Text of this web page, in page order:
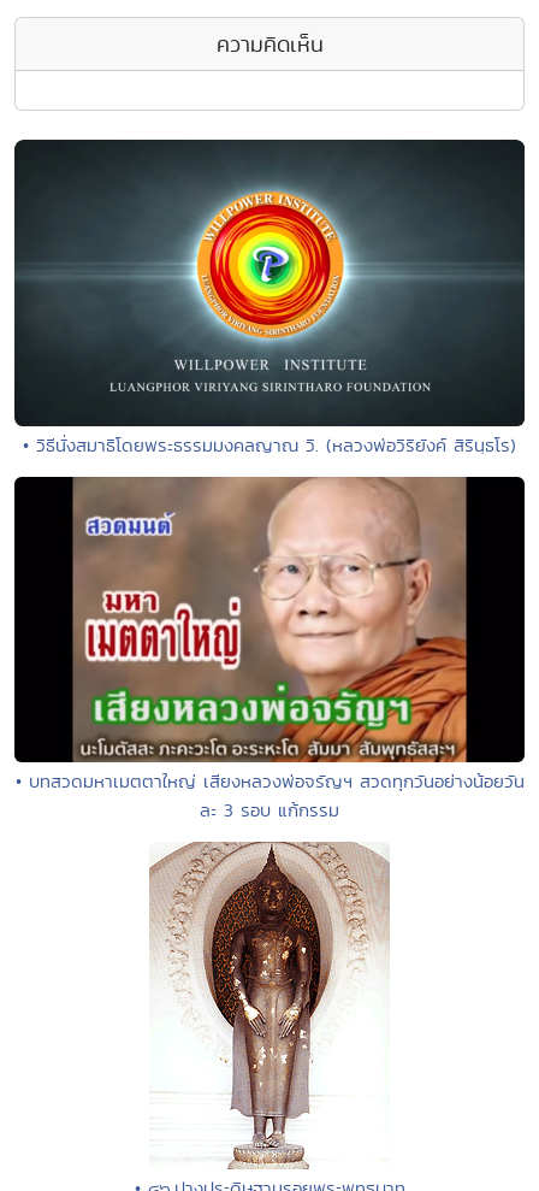
ความคิดเห็น
• วิธีนั่งสมาธิโดยพระธรรมมงคลญาณ วิ. (หลวงพ่อวิริยังค์ สิรินฺธโร)
• บทสวดมหาเมตตาใหญ่ เสียงหลวงพ่อจรัญฯ สวดทุกวันอย่างน้อยวัน
ละ 3 รอบ แก้กรรม